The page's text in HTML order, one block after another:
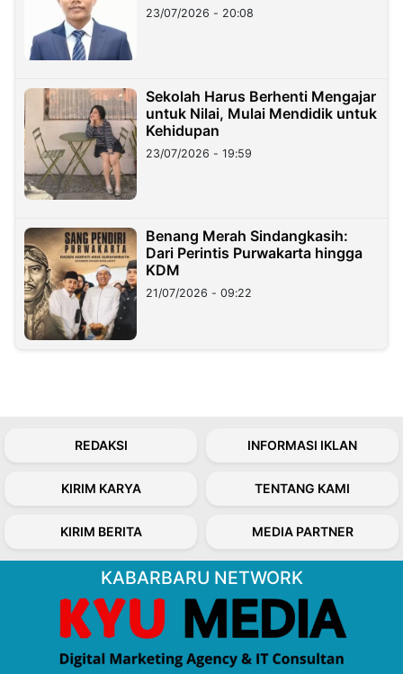
23/07/2026 - 20:08
Sekolah Harus Berhenti Mengajar
untuk Nilai, Mulai Mendidik untuk
Kehidupan
23/07/2026 - 19:59
Benang Merah Sindangkasih:
Dari Perintis Purwakarta hingga
KDM
21/07/2026 - 09:22
REDAKSI INFORMASI IKLAN
KIRIM KARYA TENTANG KAMI
KIRIM BERITA MEDIA PARTNER
KABARBARU NETWORK